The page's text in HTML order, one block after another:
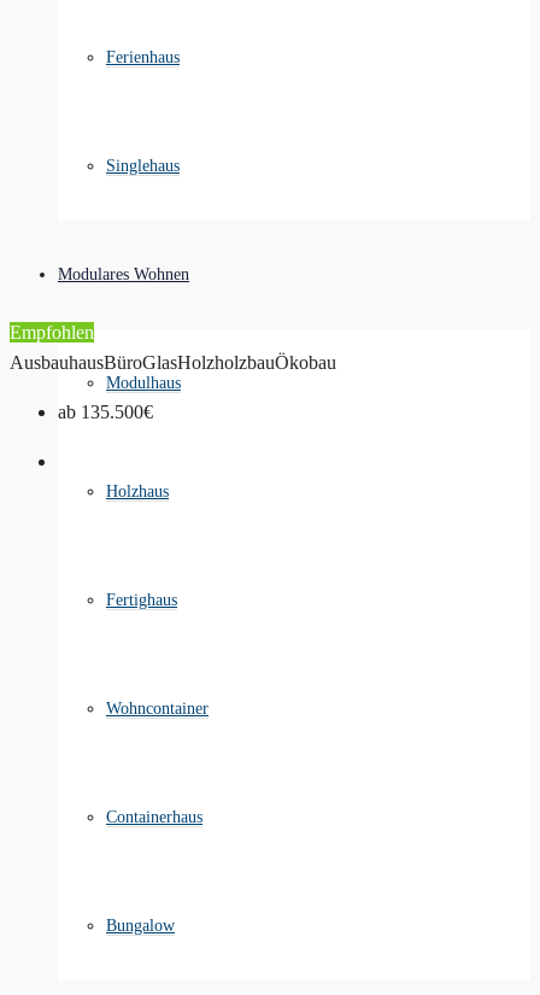
Ferienhaus
Singlehaus
Modulares Wohnen
Modulhaus
Holzhaus
Fertighaus
Wohncontainer
Containerhaus
Bungalow
Empfohlen
AusbauhausBüroGlasHolzholzbauÖkobau
ab 135.500€